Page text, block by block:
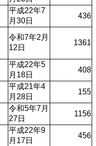
平成22年7
月30日
436
令和7年2月
12日
1361
平成22年5
月18日
408
平成21年4
月28日
155
令和5年7月
27日
1156
平成22年9
月17日
456